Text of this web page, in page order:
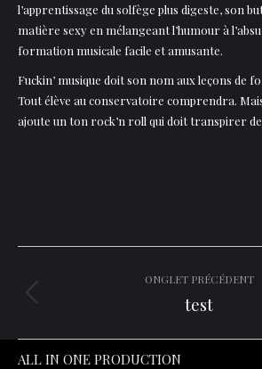
l’apprentissage du solfège plus digeste, son
matière sexy en mélangeant l’humour à
formation musicale facile et amusante.
Fuckin’ musique doit son nom aux leçons de
Tout élève au conservatoire comprendra.
ajoute un ton rock’n roll qui doit transpirer de
de
commentaire
ONGLET PRÉCÉDENT
Onglet
test
ALL IN ONE PRODUCTION